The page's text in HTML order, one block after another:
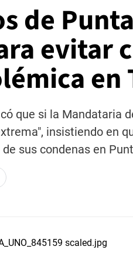
de
evitar
que si la
insistiendo en
sus condenas en